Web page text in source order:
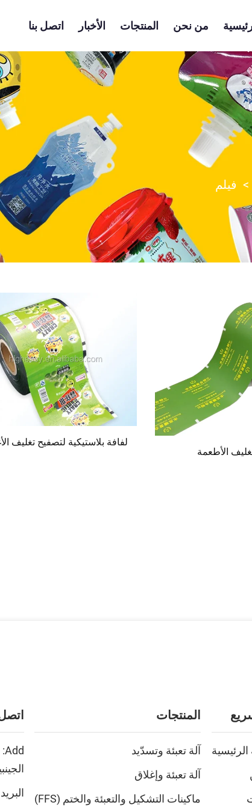
من نحن المنتجات الأخبار اتصل بنا
> فيلم
الأطعمة
لفافة بلاستيكية لتصفيح تغليف
المنتجات
آلة تعبئة وتسدّيد
آلة تعبئة وإغلاق
ماكينات التشكيل والتعبئة والختم (FFS)